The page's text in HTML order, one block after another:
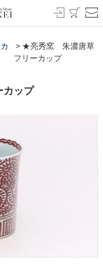
> ★亮秀窯 朱濃唐草
フリーカップ
ップ